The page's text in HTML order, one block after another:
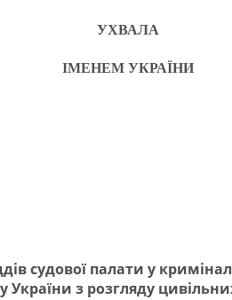
УХВАЛА
ІМЕНЕМ УКРАЇНИ
судової палати у
України з розгляду